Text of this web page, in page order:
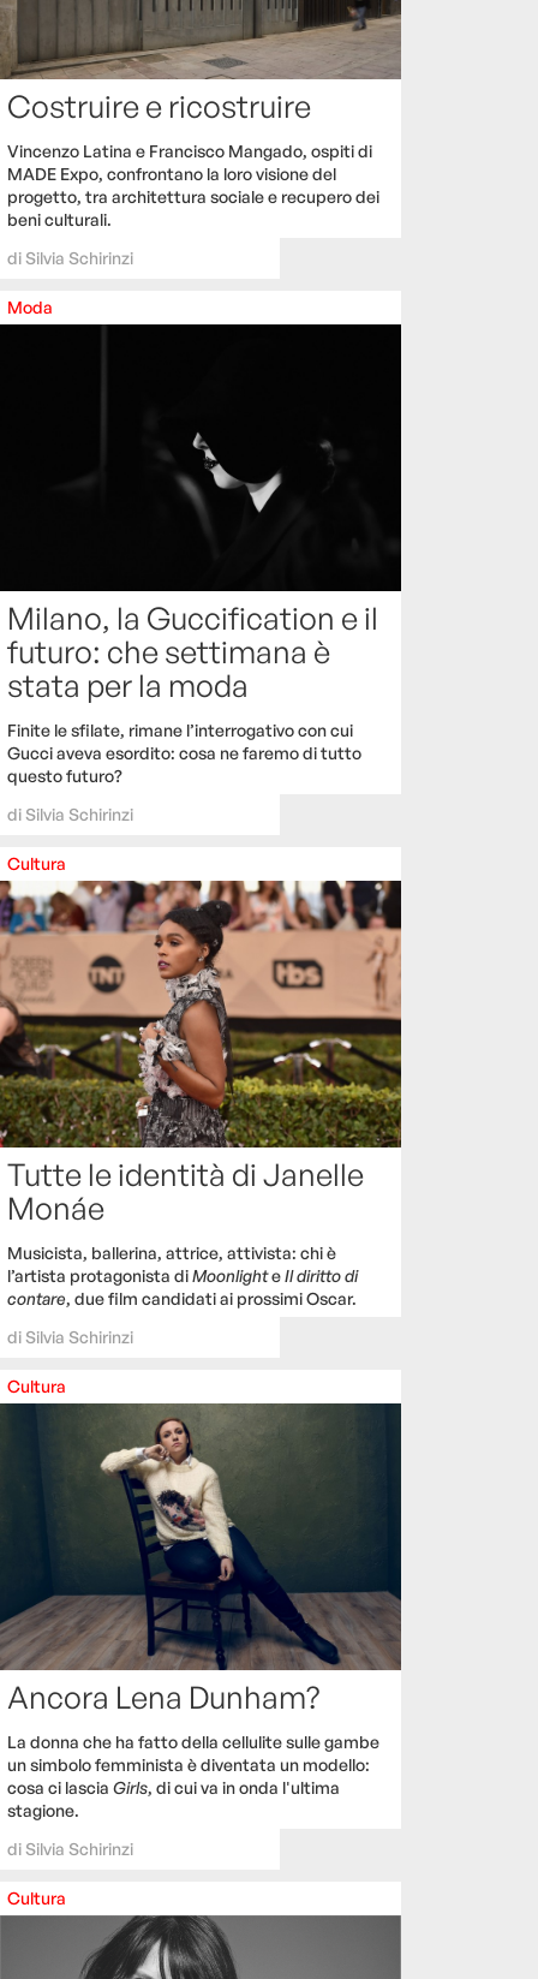
Costruire e ricostruire
Vincenzo Latina e Francisco Mangado, ospiti di
MADE Expo, confrontano la loro visione del
progetto, tra architettura sociale e recupero dei
beni culturali.
diSilvia Schirinzi
Moda
Milano, la Guccification e il
futuro: che settimana è
stata per la moda
Finite le sfilate, rimane l’interrogativo con cui
Gucci aveva esordito: cosa ne faremo di tutto
questo futuro?
diSilvia Schirinzi
Cultura
Tutte le identità di Janelle
Monáe
Musicista, ballerina, attrice, attivista: chi è
l’artista protagonista diMoonlighteIl diritto di
contare, due film candidati ai prossimi Oscar.
diSilvia Schirinzi
Cultura
Ancora Lena Dunham?
La donna che ha fatto della cellulite sulle gambe
un simbolo femminista è diventata un modello:
cosa ci lascia Girls, di cui va in onda l'ultima
stagione.
diSilvia Schirinzi
Cultura